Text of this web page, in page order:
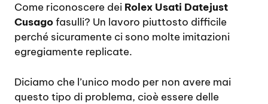
Come riconoscere dei Rolex Usati Datejust
Cusagofasulli? Un lavoro piuttosto difficile
perché sicuramente ci sono molte imitazioni
egregiamente replicate.
Diciamo che l’unico modo per non avere mai
questo tipo di problema, cioè essere delle